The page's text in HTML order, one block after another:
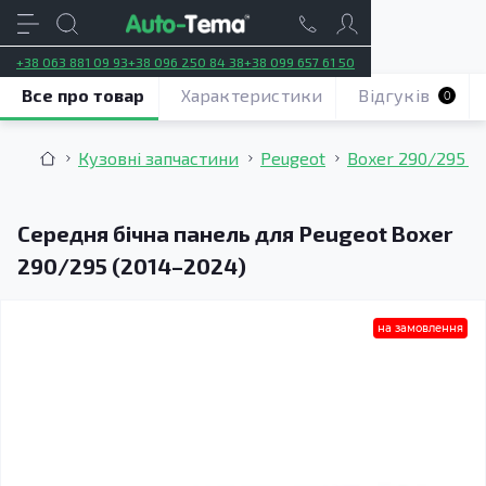
+38 063 881 09 93+38 096 250 84 38+38 099 657 61 50
Кузовні запчастини Peugeot Boxer 290/295
Середня бічна панель для Peugeot Boxer
290/295 (2014–2024)
Все про товар Характеристики Відгуків 0
на замовлення